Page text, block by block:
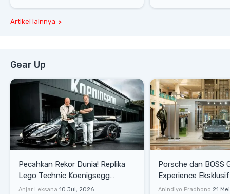
Artikel lainnya
Gear Up
Pecahkan Rekor Dunia! Replika
Lego Technic Koenigsegg
Sadair's Spear Ukuran Asli Sukses
Anjar Leksana 10 Jul, 2026
Porsche dan BOSS
Experience
Senayan, Hadirkan
Anindiyo Pradhono 21